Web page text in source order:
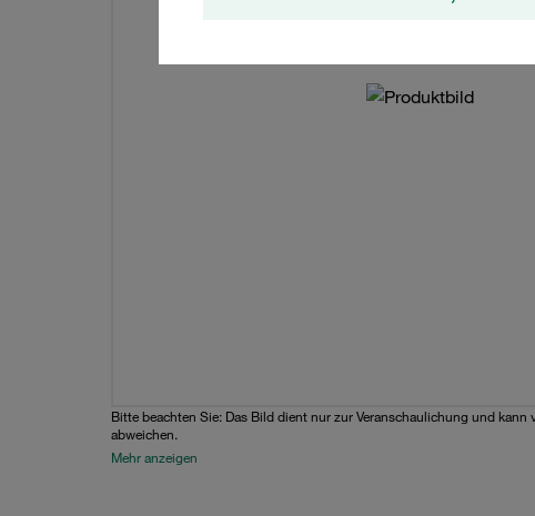
Bitte beachten Sie: Das Bild dient nur zur Veranschaulichung und
abweichen.
Mehr anzeigen